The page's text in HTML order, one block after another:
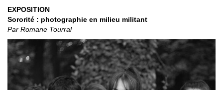
EXPOSITION
Sororité : photographie en milieu militant
Par Romane Tourral